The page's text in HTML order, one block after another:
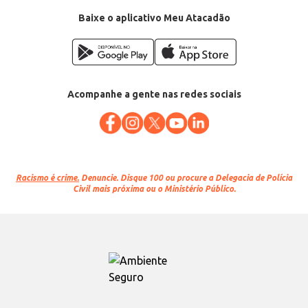
Baixe o aplicativo Meu Atacadão
Acompanhe a gente nas redes sociais
Racismo é crime. Denuncie. Disque 100 ou procure a Delegacia de Polícia
Civil mais próxima ou o Ministério Público.